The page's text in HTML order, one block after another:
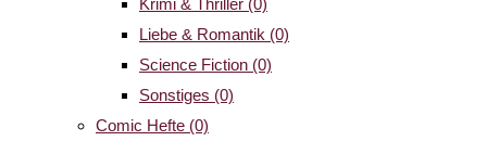
Krimi & Thriller (0)
Liebe & Romantik (0)
Science Fiction (0)
Sonstiges (0)
Comic Hefte (0)